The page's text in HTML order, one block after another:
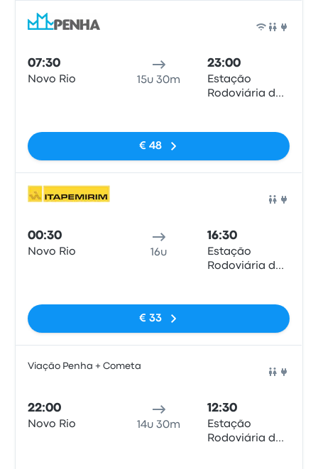
07:30
Novo Rio 15u 30m
23:00
Estação
Rodoviária de
€ 48
00:30
Novo Rio 16u
16:30
Estação
Rodoviária de
€ 33
Viação Penha + Cometa
22:00
Novo Rio 14u 30m
12:30
Estação
Rodoviária de